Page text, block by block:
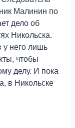
Малинин по
дело об
Никольска.
у него лишь
чтобы
делу. И пока
в Никольске